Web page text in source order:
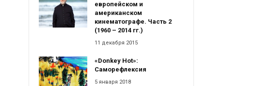
европейском и
американском
кинематографе. Часть 2
(1960 – 2014 гг.)
11 декабря 2015
«Donkey Hot»:
Саморефлексия
5 января 2018